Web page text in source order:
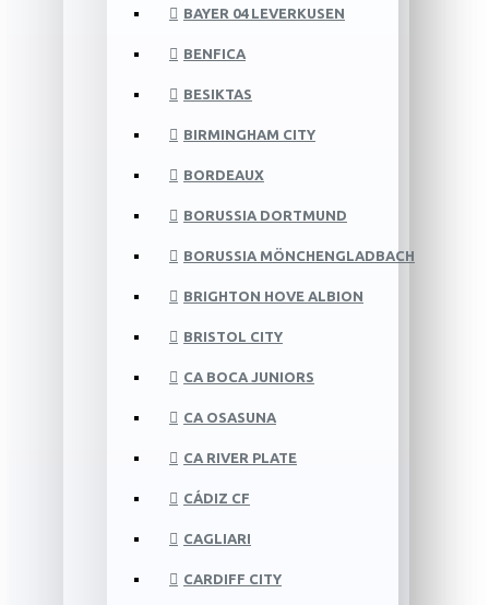
BAYER 04 LEVERKUSEN
BENFICA
BESIKTAS
BIRMINGHAM CITY
BORDEAUX
BORUSSIA DORTMUND
BORUSSIA MÖNCHENGLADBACH
BRIGHTON HOVE ALBION
BRISTOL CITY
CA BOCA JUNIORS
CA OSASUNA
CA RIVER PLATE
CÁDIZ CF
CAGLIARI
CARDIFF CITY